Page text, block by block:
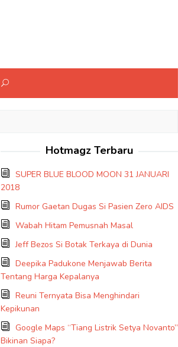
Hotmagz Terbaru
SUPER BLUE BLOOD MOON 31 JANUARI
2018
Rumor Gaetan Dugas Si Pasien Zero AIDS
Wabah Hitam Pemusnah Masal
Jeff Bezos Si Botak Terkaya di Dunia
Deepika Padukone Menjawab Berita
Tentang Harga Kepalanya
Reuni Ternyata Bisa Menghindari
Kepikunan
Google Maps “Tiang Listrik Setya Novanto”
Bikinan Siapa?